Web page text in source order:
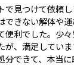
で見つけて依頼
できない解体や
便利でした。少
が、満足してい
分できて、本当に